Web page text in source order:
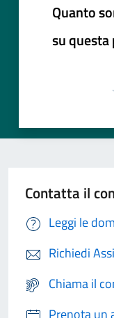
Quanto
su questa
Contatta il
Leggi le
Richiedi
Chiama il